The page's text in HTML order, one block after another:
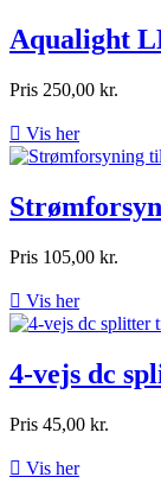
Aqualight
Pris 250,00 kr.
 Vis her
Pris 105,00 kr.
 Vis her
4-vejs dc
Pris 45,00 kr.
 Vis her